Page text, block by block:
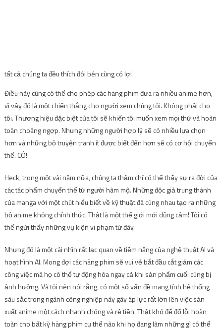
tất cả chúng ta đều thích đôi bên cùng có lợi
Điều này cũng có thể cho phép các hãng phim đưa ra nhiều anime hơn,
vì vậy đó là một chiến thắng cho người xem chúng tôi. Không phải cho
tôi. Thương hiệu đặc biệt của tôi sẽ khiến tôi muốn xem mọi thứ và hoàn
toàn choáng ngợp. Nhưng những người hợp lý sẽ có nhiều lựa chọn
hơn và những bộ truyện tranh ít được biết đến hơn sẽ có cơ hội chuyển
thể. CÓ!
Heck, trong một vài năm nữa, chúng ta thậm chí có thể thấy sự ra đời của
các tác phẩm chuyển thể từ người hâm mộ. Những độc giả trung thành
của manga với một chút hiểu biết về kỹ thuật đã cùng nhau tạo ra những
bộ anime không chính thức. Thật là một thế giới mới dũng cảm! Tôi có
thể ngửi thấy những vụ kiện vi phạm từ đây.
Nhưng đó là một cái nhìn rất lạc quan về tiềm năng của nghệ thuật AI và
hoạt hình AI. Mong đợi các hãng phim sẽ vui vẻ bắt đầu cắt giảm các
công việc mà họ có thể tự động hóa ngay cả khi sản phẩm cuối cùng bị
ảnh hưởng. Và tôi nên nói rằng, có một số vấn đề mang tính hệ thống
sâu sắc trong ngành công nghiệp này gây áp lực rất lớn lên việc sản
xuất anime một cách nhanh chóng và rẻ tiền. Thật khó để đổ lỗi hoàn
toàn cho bất kỳ hãng phim cụ thể nào khi họ đang làm những gì có thể